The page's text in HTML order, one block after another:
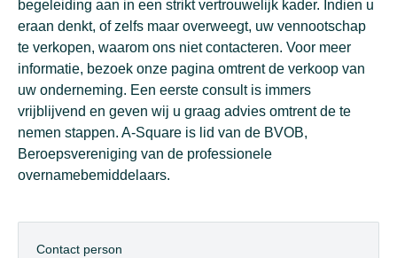
begeleiding aan in een strikt vertrouwelijk kader. Indien u
eraan denkt, of zelfs maar overweegt, uw vennootschap
te verkopen, waarom ons niet contacteren. Voor meer
informatie, bezoek onze pagina omtrent de verkoop van
uw onderneming. Een eerste consult is immers
vrijblijvend en geven wij u graag advies omtrent de te
nemen stappen. A-Square is lid van de BVOB,
Beroepsvereniging van de professionele
overnamebemiddelaars.
Contact person